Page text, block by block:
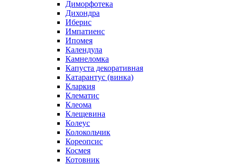
Диморфотека
Дихондра
Иберис
Импатиенс
Ипомея
Календула
Камнеломка
Капуста декоративная
Катарантус (винка)
Кларкия
Клематис
Клеома
Клещевина
Колеус
Колокольчик
Кореопсис
Космея
Котовник